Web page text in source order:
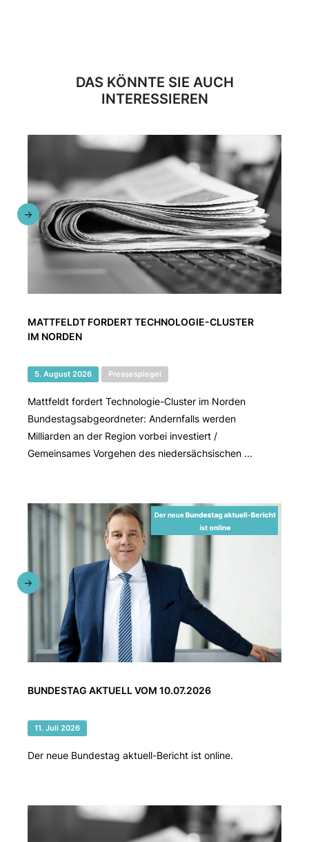
DAS KÖNNTE SIE AUCH
INTERESSIEREN
MATTFELDT FORDERT TECHNOLOGIE-CLUSTER
IM NORDEN
5. August 2026 Pressespiegel
Mattfeldt fordert Technologie-Cluster im Norden
Bundestagsabgeordneter: Andernfalls werden
Milliarden an der Region vorbei investiert /
Gemeinsames Vorgehen des niedersächsischen ...
BUNDESTAG AKTUELL VOM 10.07.2026
11. Juli 2026
Der neue Bundestag aktuell-Bericht ist online.